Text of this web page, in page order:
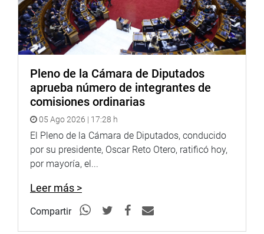
Pleno de la Cámara de Diputados
aprueba número de integrantes de
comisiones ordinarias
05 Ago 2026 | 17:28 h
El Pleno de la Cámara de Diputados, conducido
por su presidente, Oscar Reto Otero, ratificó hoy,
por mayoría, el...
Leer más >
Compartir